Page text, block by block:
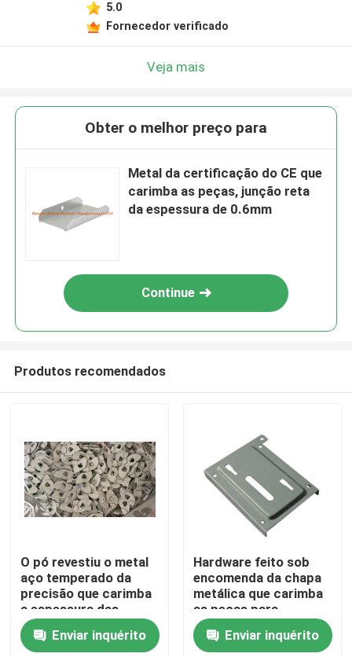
Casa
5.0
Fornecedor verificado
Veja mais
Obter o melhor preço para
Metal da certificação do CE que
carimba as peças, junção reta
da espessura de 0.6mm
Continue
Produtos recomendados
O pó revestiu o metal
aço temperado da
precisão que carimba
a espessura das
partes 1.0mm
Enviar inquérito
Hardware feito sob
encomenda da chapa
metálica que carimba
as peças para
automotivo
Enviar inquérito